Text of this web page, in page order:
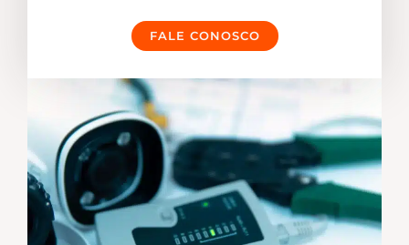
FALE CONOSCO